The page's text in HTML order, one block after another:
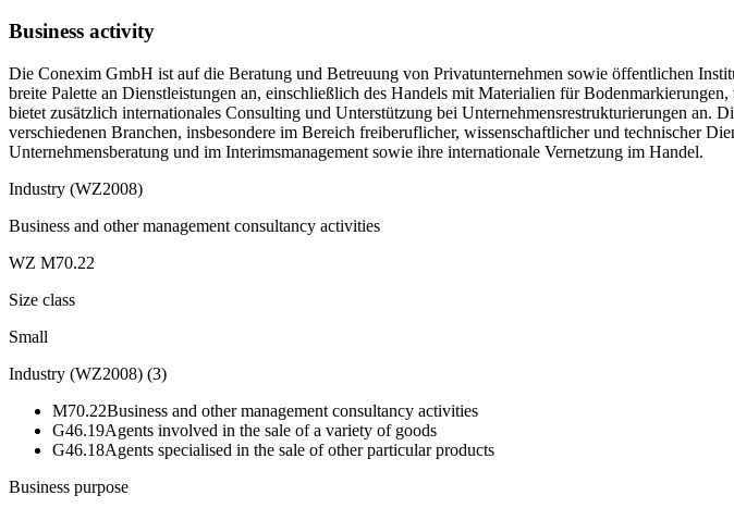
Business activity
Die Conexim GmbH ist auf die Beratung und Betreuung von Privatunternehmen sowie öffentlichen
breite Palette an Dienstleistungen an, einschließlich des Handels mit Materialien für
bietet zusätzlich internationales Consulting und Unterstützung bei Unternehmensrestrukturierungen
verschiedenen Branchen, insbesondere im Bereich freiberuflicher, wissenschaftlicher und technischer
Unternehmensberatung und im Interimsmanagement sowie ihre internationale Vernetzung im Handel.
Industry (WZ2008)
Business and other management consultancy activities
WZ M70.22
Size class
Small
Industry (WZ2008) (3)
M70.22Business and other management consultancy activities
G46.19Agents involved in the sale of a variety of goods
G46.18Agents specialised in the sale of other particular products
Business purpose